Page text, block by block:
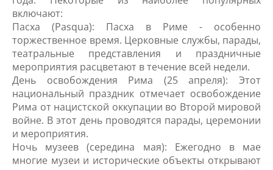
включают:
Пасха (Pasqua): Пасха в Риме - особенно
торжественное время. Церковные службы, парады,
театральные представления и праздничные
мероприятия расцветают в течение всей недели.
День освобождения Рима (25 апреля): Этот
национальный праздник отмечает освобождение
Рима от нацистской оккупации во Второй мировой
войне. В этот день проводятся парады, церемонии
и мероприятия.
Ночь музеев (середина мая): Ежегодно в мае
многие музеи и исторические объекты открывают